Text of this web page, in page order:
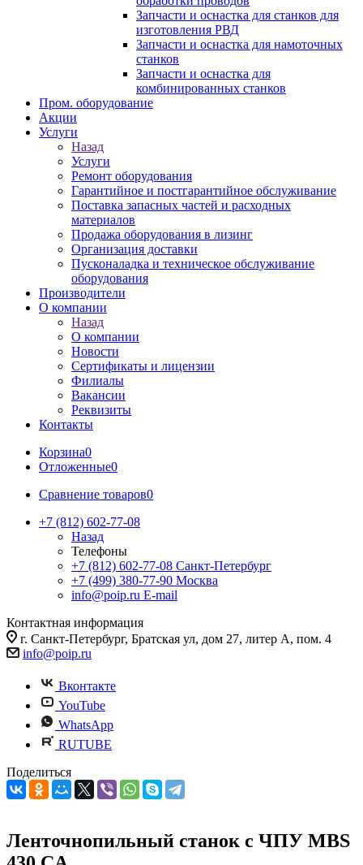
Запчасти и оснастка для станков для
изготовления РВД
Запчасти и оснастка для намоточных
станков
Запчасти и оснастка для
комбинированных станков
Пром. оборудование
Акции
Услуги
Назад
Услуги
Ремонт оборудования
Гарантийное и постгарантийное обслуживание
Поставка запасных частей и расходных
материалов
Продажа оборудования в лизинг
Организация доставки
Пусконаладка и техническое обслуживание
оборудования
Производители
О компании
Назад
О компании
Новости
Сертификаты и лицензии
Филиалы
Вакансии
Реквизиты
Контакты
Корзина0
Отложенные0
Сравнение товаров0
+7 (812) 602-77-08
Назад
Телефоны
+7 (812) 602-77-08 Санкт-Петербург
+7 (499) 380-77-90 Москва
info@poip.ru E-mail
Контактная информация
г. Санкт-Петербург, Братская ул, дом 27, литер А, пом. 4
info@poip.ru
Вконтакте
YouTube
WhatsApp
RUTUBE
Поделиться
Ленточнопильный станок с ЧПУ MBS